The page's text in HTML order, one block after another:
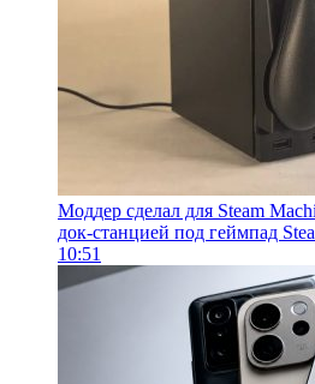
Моддер сделал для Steam
док-станцией под геймпад
10:51